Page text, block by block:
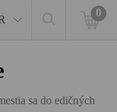
0
sa do edičných